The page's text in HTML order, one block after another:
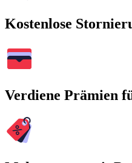
Kostenlose
Verdiene Prämien